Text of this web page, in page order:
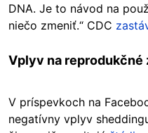
DNA. Je to návod na
niečo zmeniť.“ CDC
Vplyv na reprodukčné
V príspevkoch na
negatívny vplyv